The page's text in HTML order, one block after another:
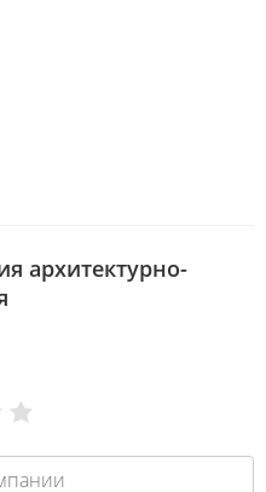
архитектурно-